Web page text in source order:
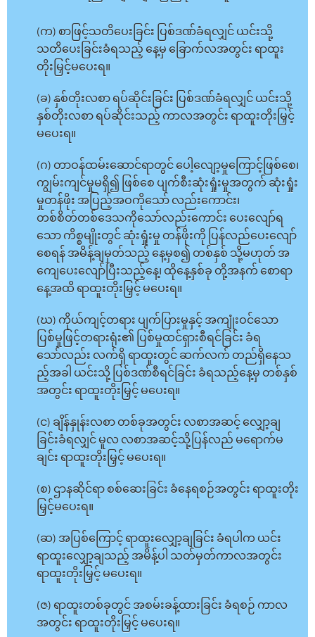
(က) စာဖြင့်သတိပေးခြင်း ပြစ်ဒဏ်ခံရလျှင် ယင်းသို့
သတိပေးခြင်းခံရသည့် နေ့မှ ခြောက်လအတွင်း ရာထူး
တိုးမြှင့်မပေးရ။
(ခ) နှစ်တိုးလစာ ရပ်ဆိုင်းခြင်း ပြစ်ဒဏ်ခံရလျှင် ယင်းသို့
နှစ်တိုးလစာ ရပ်ဆိုင်းသည့် ကာလအတွင်း ရာထူးတိုးမြှင့်
မပေးရ။
(ဂ) တာဝန်ထမ်းဆောင်ရာတွင် ပေါ့လျော့မှုကြောင့်ဖြစ်စေ၊
ကျွမ်းကျင်မှုမရှိ၍ ဖြစ်စေ ပျက်စီးဆုံးရှုံးမှုအတွက် ဆုံးရှုံး
မှုတန်ဖိုး အပြည့်အဝကိုသော် လည်းကောင်း၊
တစ်စိတ်တစ်ဒေသကိုသော်လည်းကောင်း ပေးလျော်ရ
သော ကိစ္စမျိုးတွင် ဆုံးရှုံးမှု တန်ဖိုးကို ပြန်လည်ပေးလျော်
စေရန် အမိန့်ချမှတ်သည့် နေ့မှစ၍ တစ်နှစ် သို့မဟုတ် အ
ကျေပေးလျော်ပြီးသည့်နေ့၊ ထိုနေ့နှစ်ခု တို့အနက် စောရာ
နေ့အထိ ရာထူးတိုးမြှင့် မပေးရ။
(ဃ) ကိုယ်ကျင့်တရား ပျက်ပြားမှုနှင့် အကျုံးဝင်သော
ပြစ်မှုဖြင့်တရားရုံး၏ ပြစ်မှုထင်ရှားစီရင်ခြင်း ခံရ
သော်လည်း လက်ရှိ ရာထူးတွင် ဆက်လက် တည်ရှိနေသ
ည့်အခါ ယင်းသို့ ပြစ်ဒဏ်စီရင်ခြင်း ခံရသည့်နေ့မှ တစ်နှစ်
အတွင်း ရာထူးတိုးမြှင့် မပေးရ။
(င) ချိန်နှုန်းလစာ တစ်ခုအတွင်း လစာအဆင့် လျှော့ချ
ခြင်းခံရလျှင် မူလ လစာအဆင့်သို့ပြန်လည် မရောက်မ
ချင်း ရာထူးတိုးမြှင့် မပေးရ။
(စ) ဌာနဆိုင်ရာ စစ်ဆေးခြင်း ခံနေရစဉ်အတွင်း ရာထူးတိုး
မြှင့်မပေးရ။
(ဆ) အပြစ်ကြောင့် ရာထူးလျှော့ချခြင်း ခံရပါက ယင်း
ရာထူးလျှော့ချသည့် အမိန့်ပါ သတ်မှတ်ကာလအတွင်း
ရာထူးတိုးမြှင့် မပေးရ။
(ဇ) ရာထူးတစ်ခုတွင် အစမ်းခန့်ထားခြင်း ခံရစဉ် ကာလ
အတွင်း ရာထူးတိုးမြှင့် မပေးရ။